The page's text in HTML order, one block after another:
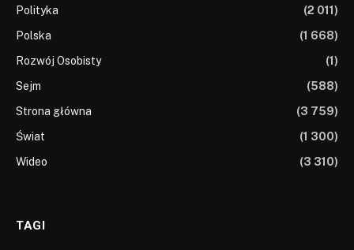
Polityka
(2 011)
Polska
(1 668)
Rozwój Osobisty
(1)
Sejm
(588)
Strona główna
(3 759)
Świat
(1 300)
Wideo
(3 310)
TAGI